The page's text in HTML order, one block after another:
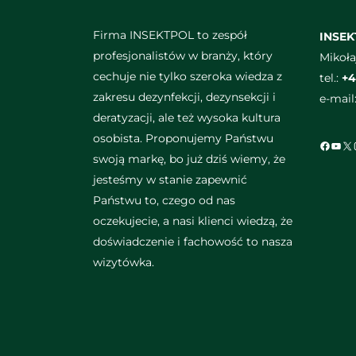
Firma INSEKTPOL to zespół
profesjonalistów w branży, który
cechuje nie tylko szeroka wiedza z
zakresu dezynfekcji, dezynsekcji i
deratyzacji, ale też wysoka kultura
osobista. Proponujemy Państwu
swoją markę, bo już dziś wiemy, że
jesteśmy w stanie zapewnić
Państwu to, czego od nas
oczekujecie, a nasi klienci wiedzą, że
doświadczenie i fachowość to nasza
wizytówka.
tel.:
e-
X